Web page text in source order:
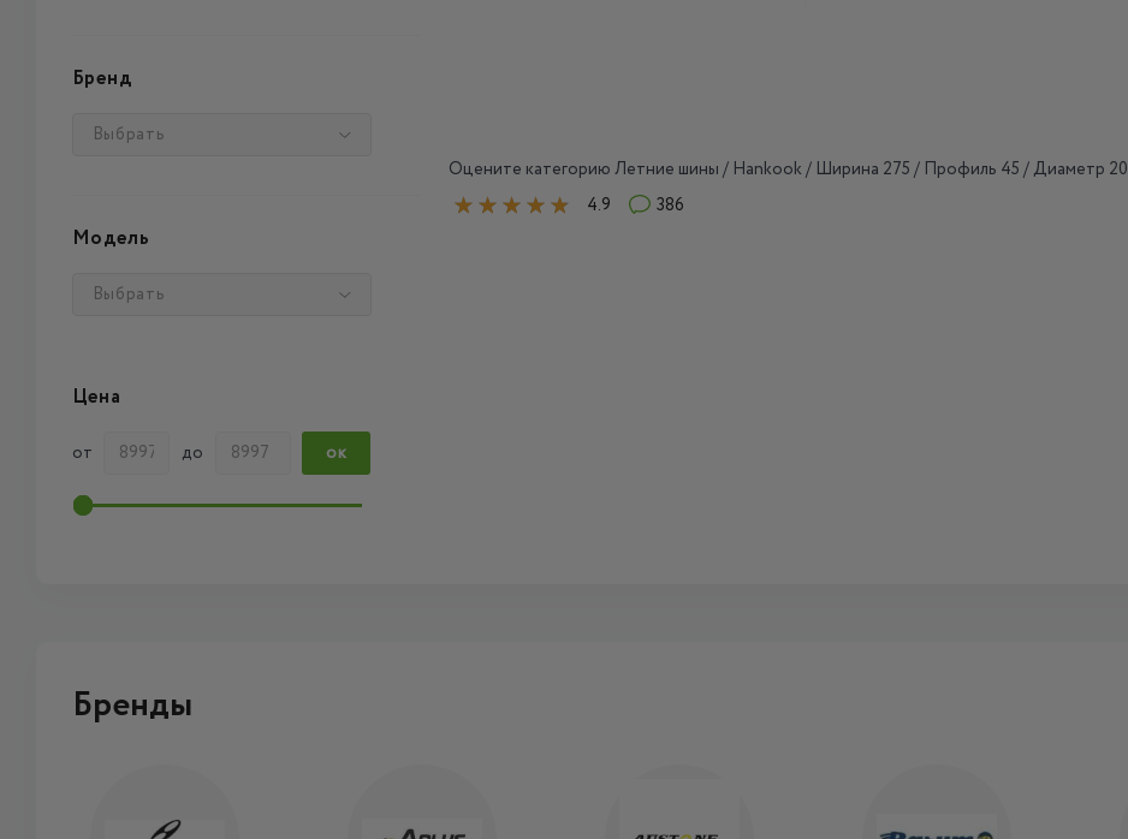
Бренд
Выбрать
Модель
Выбрать
Цена
от до ОК
Оцените категорию Летние шины / Hankook / Ширина 275 / Профиль 45 / Диаметр 20
4.9
386
Бренды